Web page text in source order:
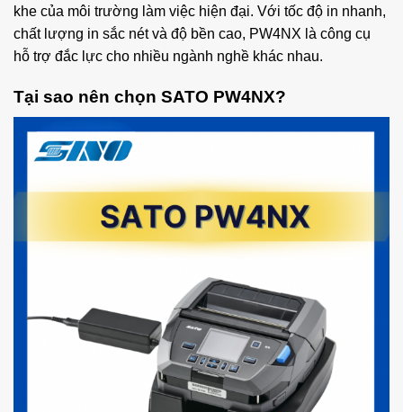
khe của môi trường làm việc hiện đại. Với tốc độ in nhanh,
chất lượng in sắc nét và độ bền cao, PW4NX là công cụ
hỗ trợ đắc lực cho nhiều ngành nghề khác nhau.
Tại sao nên chọn SATO PW4NX?